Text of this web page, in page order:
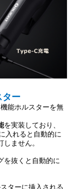
ター
能ホルスターを無
を実装しており、
入れると自動的に
ません。
を抜くと自動的に
ターに挿入される